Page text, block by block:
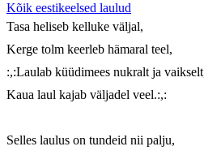
Kõik eestikeelsed laulud
Tasa heliseb kelluke väljal,
Kerge tolm keerleb hämaral teel,
:,:Laulab küüdimees nukralt ja
Kaua laul kajab väljadel veel.:,:
Selles laulus on tundeid nii palju,